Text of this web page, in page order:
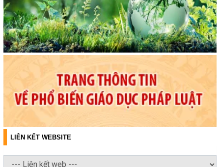
LIÊN KẾT WEBSITE